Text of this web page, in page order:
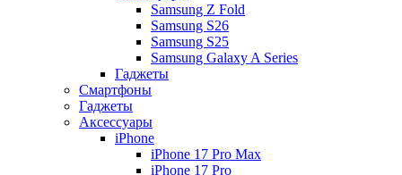
Samsung Z Fold
Samsung S26
Samsung S25
Samsung Galaxy A Series
Гаджеты
Смартфоны
Гаджеты
Аксессуары
iPhone
iPhone 17 Pro Max
iPhone 17 Pro